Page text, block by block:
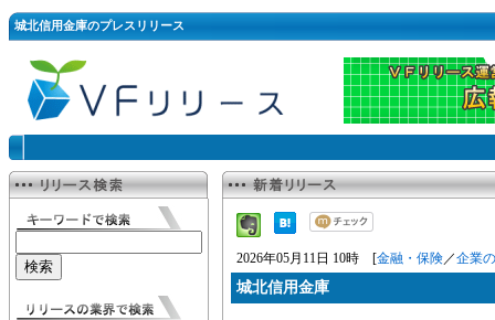
城北信用金庫のプレスリリース
2026年05月11日 10時 [金融・保険／企業
城北信用金庫